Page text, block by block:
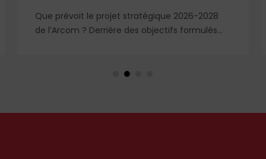
Que prévoit le projet stratégique 2026-2028
de l’Arcom ? Derrière des objectifs formulés
se dessine un système liberticide de